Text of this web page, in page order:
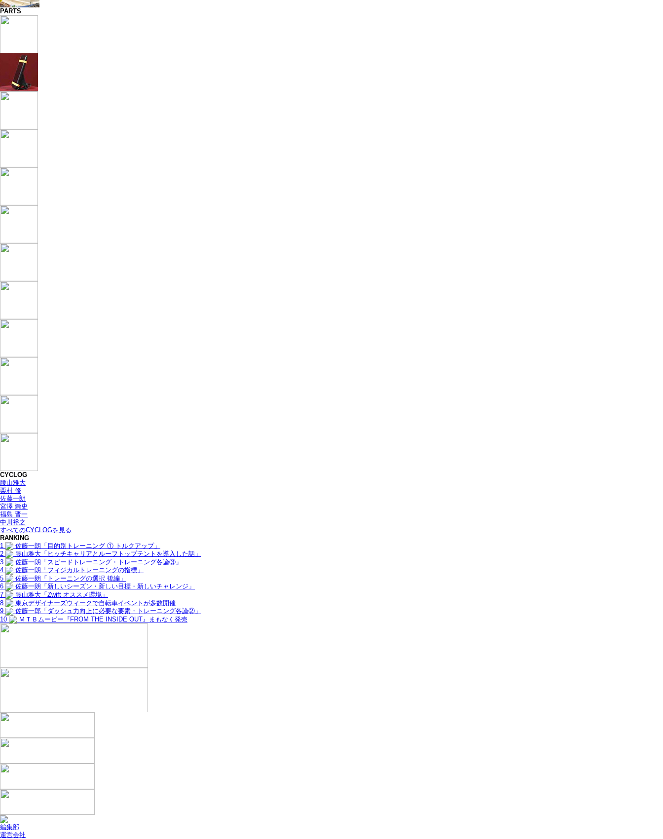
PARTS
CYCLOG
腰山雅大
栗村 修
佐藤一朗
宮澤 崇史
福島 晋一
中川裕之
すべてのCYCLOGを見る
RANKING
1
佐藤一朗「目的別トレーニング ① トルクアップ」
2
腰山雅大「ヒッチキャリアとルーフトップテントを導入した話」
3
佐藤一朗「スピードトレーニング・トレーニング各論③」
4
佐藤一朗「フィジカルトレーニングの指標」
5
佐藤一朗「トレーニングの選択 後編」
6
佐藤一朗「新しいシーズン・新しい目標・新しいチャレンジ」
7
腰山雅大「Zwift オススメ環境」
8
東京デザイナーズウィークで自転車イベントが多数開催
9
佐藤一郎「ダッシュ力向上に必要な要素・トレーニング各論②」
10
ＭＴＢムービー『FROM THE INSIDE OUT』まもなく発売
編集部
運営会社